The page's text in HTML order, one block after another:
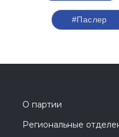
#Паслер
О партии
Региональные